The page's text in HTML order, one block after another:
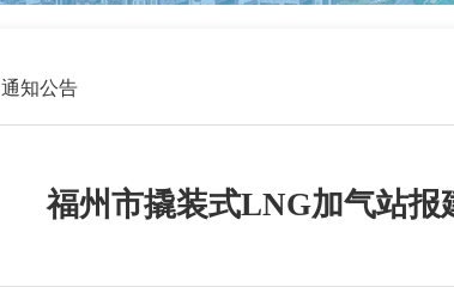
通知公告
福州市撬装式LNG加气站报